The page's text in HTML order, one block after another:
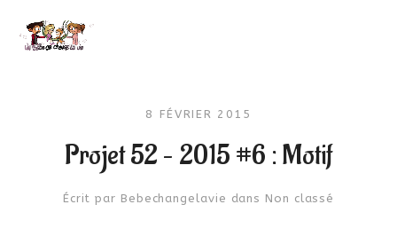
8 FÉVRIER 2015
Projet 52 – 2015 #6 : Motif
Écrit par Bebechangelavie dans Non classé